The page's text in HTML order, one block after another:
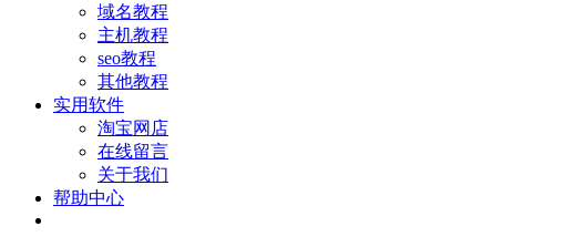
域名教程
主机教程
seo教程
其他教程
实用软件
淘宝网店
在线留言
关于我们
帮助中心